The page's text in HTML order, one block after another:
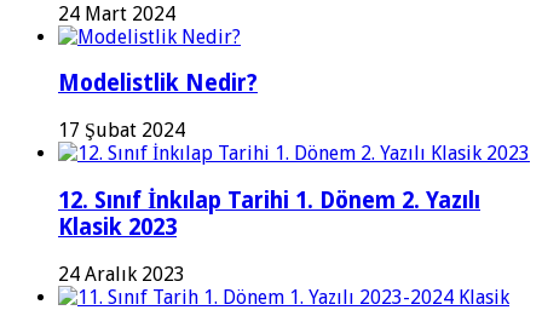
24 Mart 2024
Modelistlik Nedir?
17 Şubat 2024
12. Sınıf İnkılap Tarihi 1. Dönem 2. Yazılı
Klasik 2023
24 Aralık 2023